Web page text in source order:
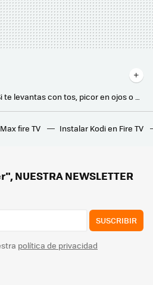
Más cómoda, más elegante y menos aparatosa: así es la alternativa a la cama con canapé que está ganando terreno
"Máximas de +45 ºC e incluso otros valores que no me atrevo a mencionar": los expertos ya temen una ola de calor extraordinaria la semana que viene
fire TV Instalar Kodi en Fire TV
NUESTRA NEWSLETTER
SUSCRIBIR
política de privacidad